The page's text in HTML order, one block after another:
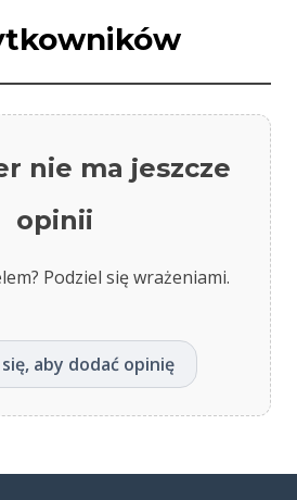
nie ma jeszcze
opinii
Podziel się wrażeniami.
aby dodać opinię